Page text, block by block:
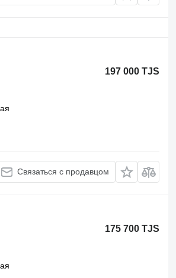
197 000 TJS
Связаться с продавцом
175 700 TJS